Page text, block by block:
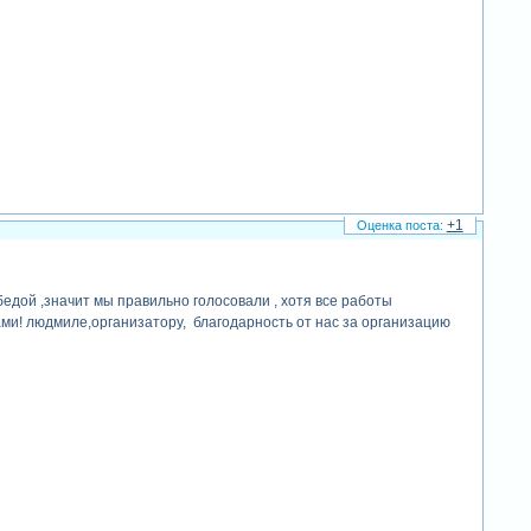
,значит мы правильно голосовали , хотя все работы
людмиле,организатору, благодарность от нас за организацию
+1